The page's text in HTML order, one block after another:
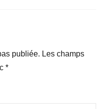
publiée. Les champs
*